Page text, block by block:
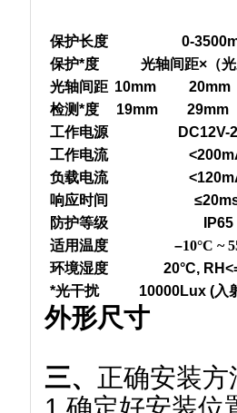
保护长度
0-
保护*度
光轴间距× （
光轴间距 10mm 20mm
检测*度
19mm 29mm
工作电源
DC12V-
工作电流
负载电流
响应时间
防护等级
IP65
适用温度
–10°C ~
环境湿度
20°C,
*光干扰
10000Lux (入
外形尺寸
三、 正确安装方